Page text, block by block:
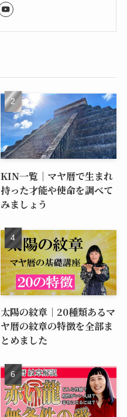
KIN一覧｜マヤ暦で生まれ
持った才能や使命を調べて
みましょう
太陽の紋章｜20種類あるマ
ヤ暦の紋章の特徴を全部ま
とめました